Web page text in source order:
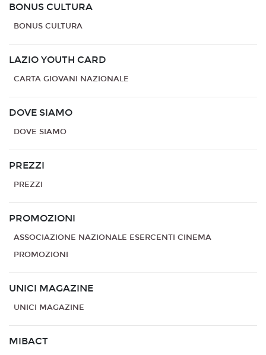
BONUS CULTURA
BONUS CULTURA
LAZIO YOUTH CARD
CARTA GIOVANI NAZIONALE
DOVE SIAMO
DOVE SIAMO
PREZZI
PREZZI
PROMOZIONI
ASSOCIAZIONE NAZIONALE ESERCENTI CINEMA
PROMOZIONI
UNICI MAGAZINE
UNICI MAGAZINE
MIBACT